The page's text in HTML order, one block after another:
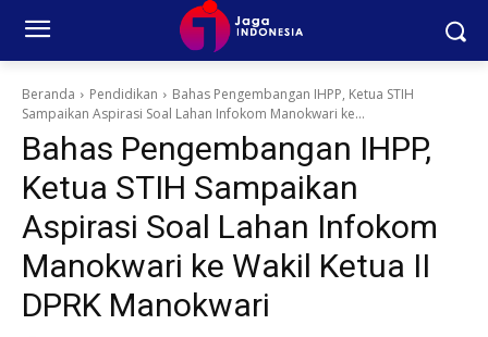
Beranda Pendidikan
Bahas Pengembangan IHPP, Ketua STIH
Sampaikan Aspirasi Soal Lahan Infokom Manokwari ke...
Bahas Pengembangan IHPP,
Ketua STIH Sampaikan
Aspirasi Soal Lahan Infokom
Manokwari ke Wakil Ketua II
DPRK Manokwari